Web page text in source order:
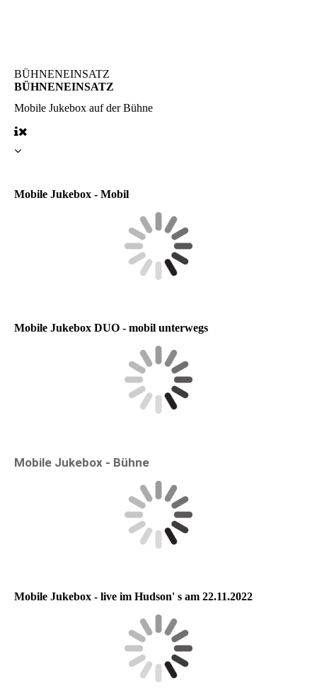
BÜHNENEINSATZ
BÜHNENEINSATZ
Mobile Jukebox auf der Bühne
Mobile Jukebox - Mobil
Mobile Jukebox DUO - mobil unterwegs
Mobile Jukebox - Bühne
Mobile Jukebox - live im Hudson' s am 22.11.2022